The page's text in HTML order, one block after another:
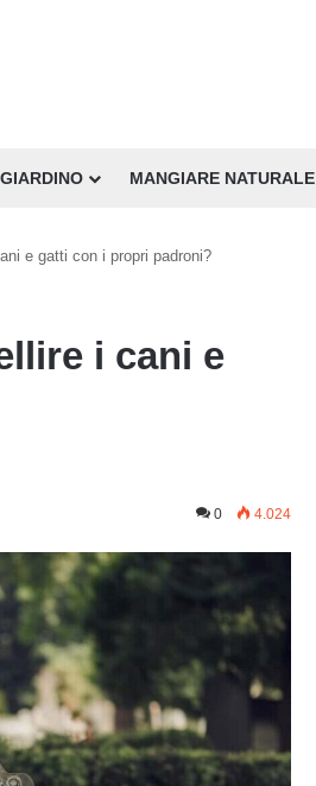
MANGIARE NATURALE
e gatti con i propri padroni?
i cani e
0 4.024